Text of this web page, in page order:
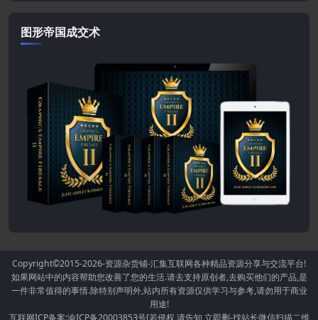
图形帝国成交术
Copyright©2015-2026-资源杂货铺-汇集互联网各种精品资源分享与交流平台!
如果网站中的内容帮助您改善了您的生活.请去支持原创者,去购买他们的产品,是
一件非常值得的事情.除特别声明外,站内所有资源仅供学习与参考,请勿用于商业
用途!
互联网ICP备案:渝ICP备20003853号[若侵权,请告知,立即删-找站长微信扫描二维